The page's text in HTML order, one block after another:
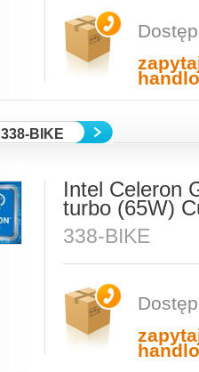
338-BIKE
Intel Celeron
turbo (65W)
338-BIKE